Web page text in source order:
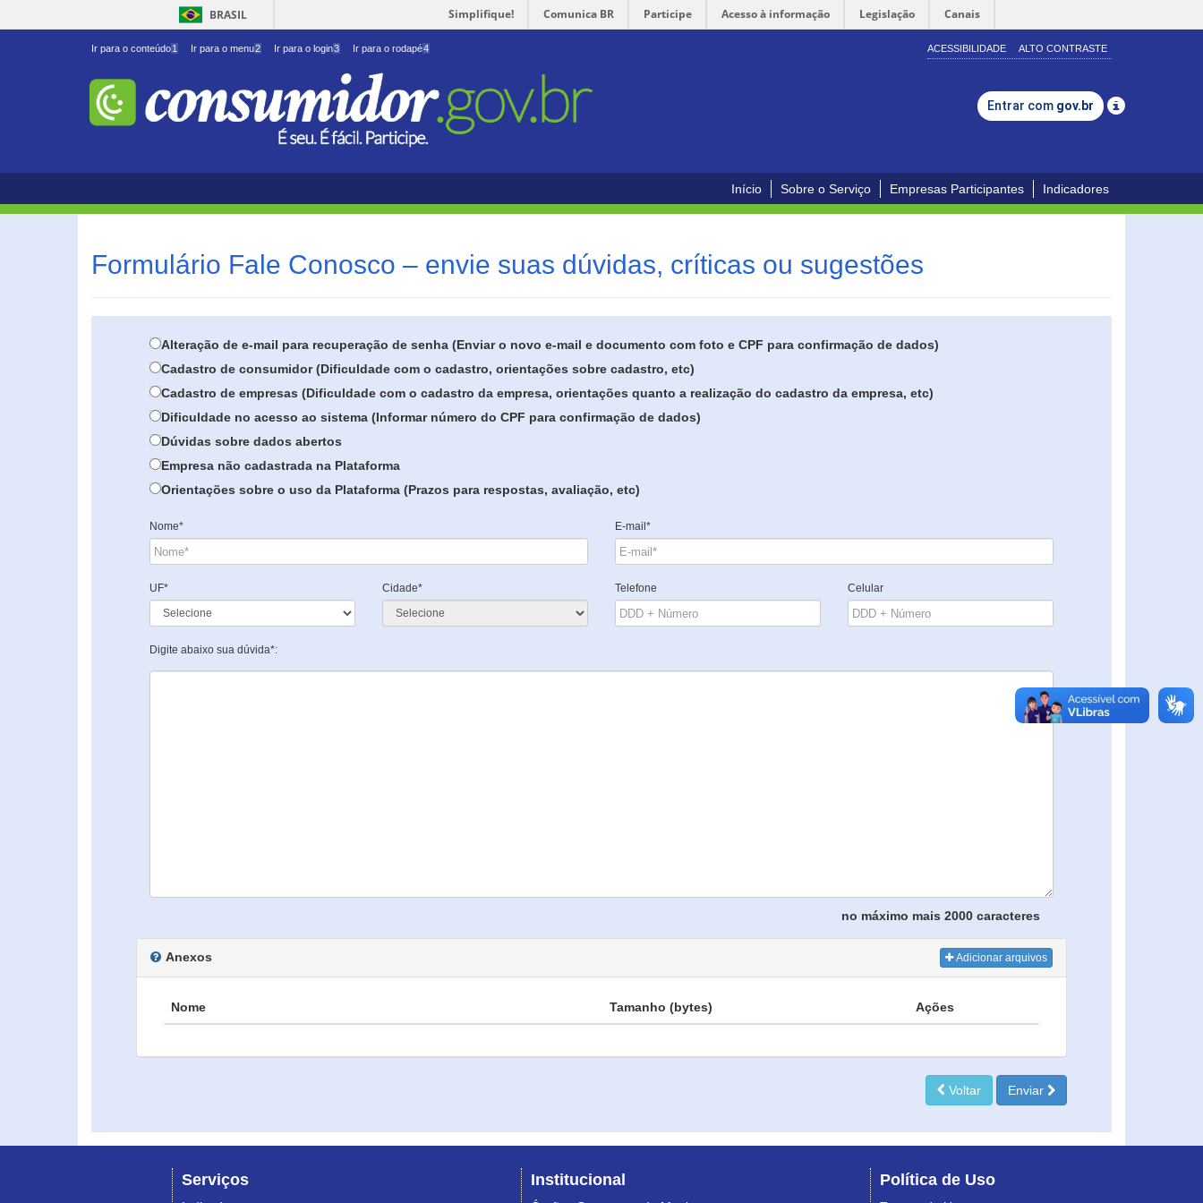
BRASIL Simplifique! Comunica BR Participe Acesso à informação Legislação Canais
Ir para o conteúdo1 Ir para o menu2 Ir para o login3 Ir para o rodapé4 ACESSIBILIDADE ALTO CONTRASTE
Entrar com gov.br
Início Sobre o Serviço Empresas Participantes Indicadores
Formulário Fale Conosco – envie suas dúvidas, críticas ou sugestões
Alteração de e-mail para recuperação de senha (Enviar o novo e-mail e documento com foto e CPF para confirmação de dados)
Cadastro de consumidor (Dificuldade com o cadastro, orientações sobre cadastro, etc)
Cadastro de empresas (Dificuldade com o cadastro da empresa, orientações quanto a realização do cadastro da empresa, etc)
Dificuldade no acesso ao sistema (Informar número do CPF para confirmação de dados)
Dúvidas sobre dados abertos
Empresa não cadastrada na Plataforma
Orientações sobre o uso da Plataforma (Prazos para respostas, avaliação, etc)
Nome* E-mail*
UF* Cidade* Telefone Celular
Digite abaixo sua dúvida*:
no máximo mais 2000 caracteres
Anexos Adicionar arquivos
Nome Tamanho (bytes) Ações
Voltar Enviar
Serviços Institucional Política de Uso